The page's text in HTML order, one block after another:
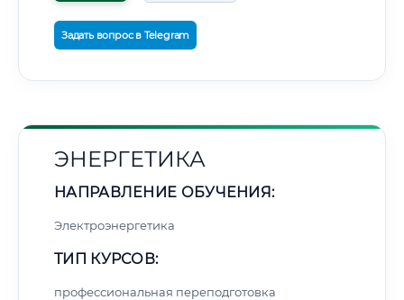
Задать вопрос в Telegram
ЭНЕРГЕТИКА
НАПРАВЛЕНИЕ ОБУЧЕНИЯ:
Электроэнергетика
ТИП КУРСОВ:
профессиональная переподготовка